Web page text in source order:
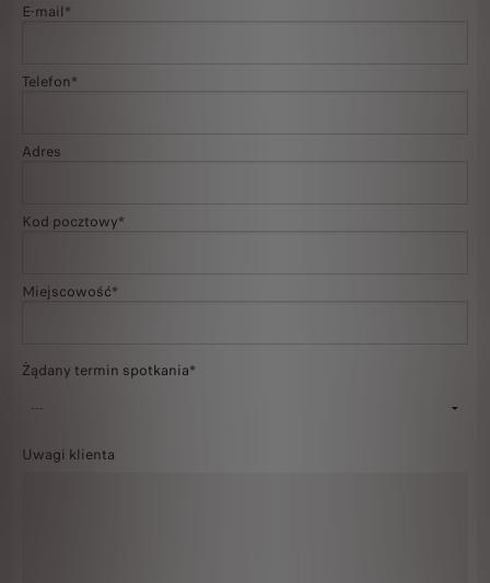
E-mail*
Telefon*
Adres
Kod pocztowy*
Miejscowość*
Żądany termin spotkania*
Uwagi klienta